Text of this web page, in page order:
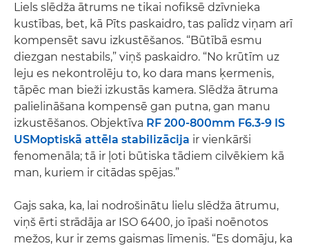
Liels slēdža ātrums ne tikai nofiksē dzīvnieka
kustības, bet, kā Pīts paskaidro, tas palīdz viņam arī
kompensēt savu izkustēšanos. “Būtībā esmu
diezgan nestabils,” viņš paskaidro. “No krūtīm uz
leju es nekontrolēju to, ko dara mans ķermenis,
tāpēc man bieži izkustās kamera. Slēdža ātruma
palielināšana kompensē gan putna, gan manu
izkustēšanos. Objektīva RF 200-800mm F6.3-9 IS
USMoptiskā attēla stabilizācija ir vienkārši
fenomenāla; tā ir ļoti būtiska tādiem cilvēkiem kā
man, kuriem ir citādas spējas.”
Gajs saka, ka, lai nodrošinātu lielu slēdža ātrumu,
viņš ērti strādāja ar ISO 6400, jo īpaši noēnotos
mežos, kur ir zems gaismas līmenis. “Es domāju, ka